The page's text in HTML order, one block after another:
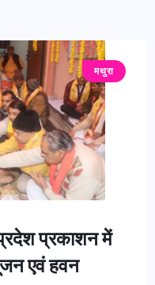
मथुरा
प्रदेश प्रकाशन में
एवं हवन